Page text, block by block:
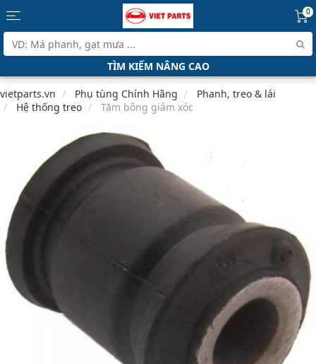
0
TÌM KIẾM NÂNG CAO
vietparts.vn Phụ tùng Chính Hãng
Phanh, treo & lái
Hệ thống treo
Tăm bông giảm xóc